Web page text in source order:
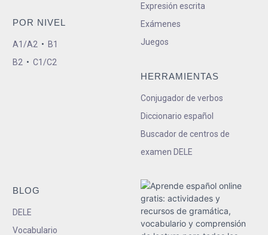
POR NIVEL
A1/A2 • B1
B2 • C1/C2
Expresión escrita
Exámenes
Juegos
HERRAMIENTAS
Conjugador de verbos
Diccionario español
Buscador de centros de
examen DELE
BLOG
DELE
Vocabulario